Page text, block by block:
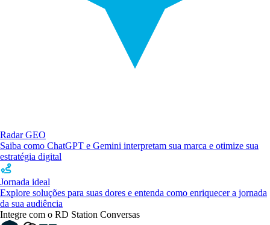
Radar GEO
Saiba como ChatGPT e Gemini interpretam sua marca e otimize sua
estratégia digital
Jornada ideal
Explore soluções para suas dores e entenda como enriquecer a jornada
da sua audiência
Integre com o RD Station Conversas